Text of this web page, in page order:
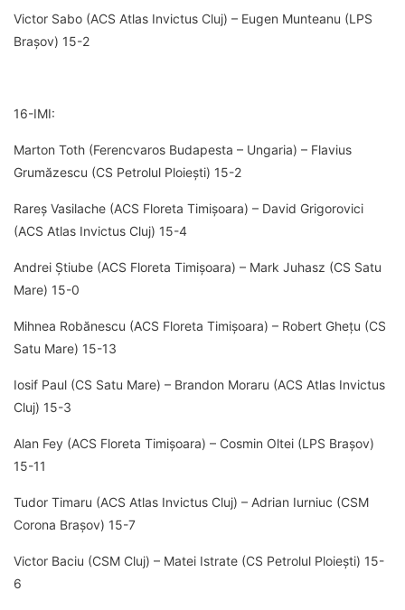
Victor Sabo (ACS Atlas Invictus Cluj) – Eugen Munteanu (LPS
Brașov) 15-2
16-IMI:
Marton Toth (Ferencvaros Budapesta – Ungaria) – Flavius
Grumăzescu (CS Petrolul Ploiești) 15-2
Rareș Vasilache (ACS Floreta Timișoara) – David Grigorovici
(ACS Atlas Invictus Cluj) 15-4
Andrei Știube (ACS Floreta Timișoara) – Mark Juhasz (CS Satu
Mare) 15-0
Mihnea Robănescu (ACS Floreta Timișoara) – Robert Ghețu (CS
Satu Mare) 15-13
Iosif Paul (CS Satu Mare) – Brandon Moraru (ACS Atlas Invictus
Cluj) 15-3
Alan Fey (ACS Floreta Timișoara) – Cosmin Oltei (LPS Brașov)
15-11
Tudor Timaru (ACS Atlas Invictus Cluj) – Adrian Iurniuc (CSM
Corona Brașov) 15-7
Victor Baciu (CSM Cluj) – Matei Istrate (CS Petrolul Ploiești) 15-
6